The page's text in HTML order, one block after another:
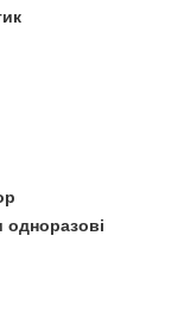
одноразові